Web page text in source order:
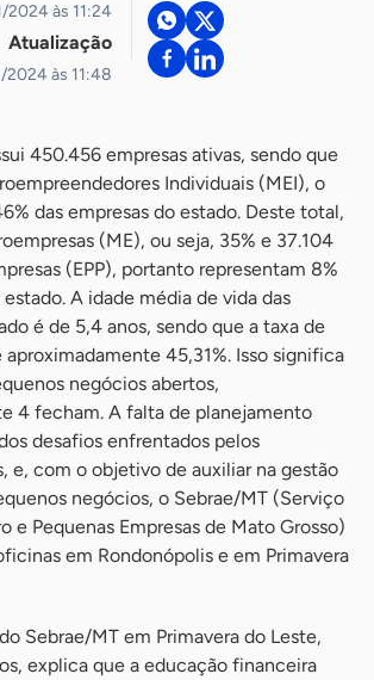
2024 às 11:24
Atualização
2024 às 11:48
450.456 empresas ativas, sendo que
Individuais (MEI), o
das empresas do estado. Deste total,
(ME), ou seja, 35% e 37.104
(EPP), portanto representam 8%
A idade média de vida das
é de 5,4 anos, sendo que a taxa de
45,31%. Isso significa
negócios abertos,
4 fecham. A falta de planejamento
desafios enfrentados pelos
e, com o objetivo de auxiliar na gestão
negócios, o Sebrae/MT (Serviço
e Pequenas Empresas de Mato Grosso)
em Rondonópolis e em Primavera
Sebrae/MT em Primavera do Leste,
explica que a educação financeira